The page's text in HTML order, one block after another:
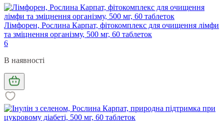
Лімфорен, Рослина Карпат, фітокомплекс для очищення лімфи
та зміцнення організму, 500 мг, 60 таблеток
6
В наявності